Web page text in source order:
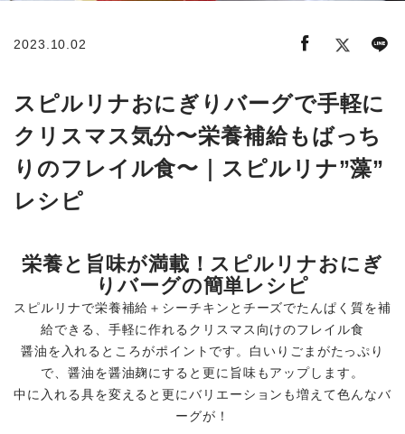
全商品
商品から探す
お悩みから探す
成分・原材料で探す
機能性表示食品
サプリメント
2023.10.02
スピルリナおにぎりバーグで手軽に
クリスマス気分〜栄養補給もばっち
りのフレイル食〜｜スピルリナ”藻”
レシピ
栄養と旨味が満載！スピルリナおにぎ
りバーグの簡単レシピ
スピルリナで栄養補給＋シーチキンとチーズでたんぱく質を補
給できる、手軽に作れるクリスマス向けのフレイル食
醤油を入れるところがポイントです。白いりごまがたっぷり
で、醤油を醤油麹にすると更に旨味もアップします。
中に入れる具を変えると更にバリエーションも増えて色んなバ
ーグが！